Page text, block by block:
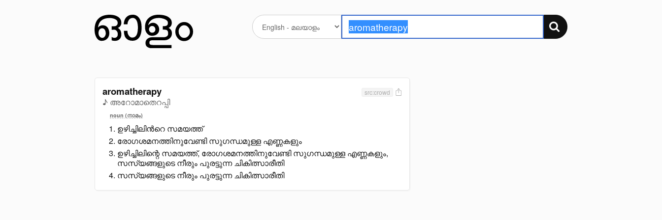
aromatherapy
♪ അറോമാതെറപ്പി
src:crowd
noun (നാമം)
ഉഴിച്ചിലിൻറെ സമയത്ത്
രോഗശമനത്തിനുവേണ്ടി സുഗന്ധമുള്ള എണ്ണകളും
ഉഴിച്ചിലിന്റെ സമയത്ത്, രോഗശമനത്തിനുവേണ്ടി സുഗന്ധമുള്ള എണ്ണകളും,
സസ്യങ്ങളുടെ നീരും പുരട്ടുന്ന ചികിത്സാരീതി
സസ്യങ്ങളുടെ നീരും പുരട്ടുന്ന ചികിത്സാരീതി